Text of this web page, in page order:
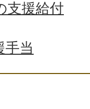
支援給付
手当